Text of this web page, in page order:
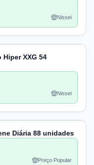
Nissei
XXG 54
Nissei
Diária 88 unidades
Preço Popular